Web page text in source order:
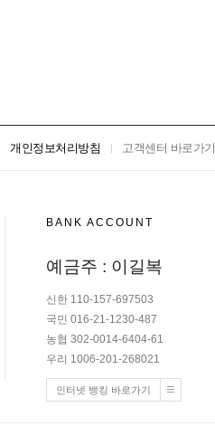
개인정보처리방침 고객센터 바로가기
BANK ACCOUNT
예금주 : 이길복
신한 110-157-697503
국민 016-21-1230-487
농협 302-0014-6404-61
우리 1006-201-268021
인터넷 뱅킹 바로가기